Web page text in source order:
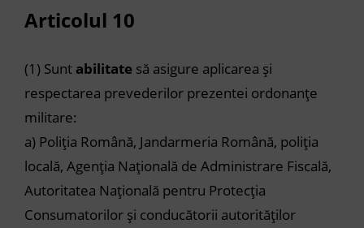
Articolul 10
(1) Sunt abilitate să asigure aplicarea și
respectarea prevederilor prezentei ordonanțe
militare:
a) Poliția Română, Jandarmeria Română, poliția
locală, Agenția Națională de Administrare Fiscală,
Autoritatea Națională pentru Protecția
Consumatorilor și conducătorii autorităților